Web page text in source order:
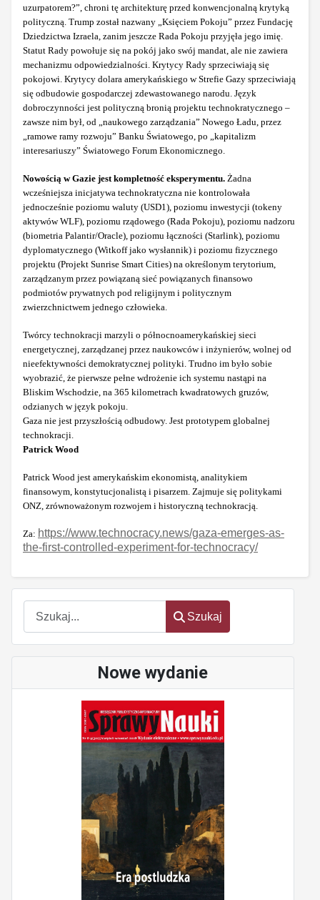
Szukaj
Szukaj
Nowe wydanie
uzurpatorem?”, chroni tę architekturę przed konwencjonalną krytyką
polityczną. Trump został nazwany „Księciem Pokoju” przez Fundację
Dziedzictwa Izraela, zanim jeszcze Rada Pokoju przyjęła jego imię.
Statut Rady powołuje się na pokój jako swój mandat, ale nie zawiera
mechanizmu odpowiedzialności. Krytycy Rady sprzeciwiają się
pokojowi. Krytycy dolara amerykańskiego w Strefie Gazy sprzeciwiają
się odbudowie gospodarczej zdewastowanego narodu. Język
dobroczynności jest polityczną bronią projektu technokratycznego –
zawsze nim był, od „naukowego zarządzania” Nowego Ładu, przez
„ramowe ramy rozwoju” Banku Światowego, po „kapitalizm
interesariuszy” Światowego Forum Ekonomicznego.
Nowością w Gazie jest kompletność eksperymentu. Żadna
wcześniejsza inicjatywa technokratyczna nie kontrolowała
jednocześnie poziomu waluty (USD1), poziomu inwestycji (tokeny
aktywów WLF), poziomu rządowego (Rada Pokoju), poziomu nadzoru
(biometria Palantir/Oracle), poziomu łączności (Starlink), poziomu
dyplomatycznego (Witkoff jako wysłannik) i poziomu fizycznego
projektu (Projekt Sunrise Smart Cities) na określonym terytorium,
zarządzanym przez powiązaną sieć powiązanych finansowo
podmiotów prywatnych pod religijnym i politycznym
zwierzchnictwem jednego człowieka.
Twórcy technokracji marzyli o północnoamerykańskiej sieci
energetycznej, zarządzanej przez naukowców i inżynierów, wolnej od
nieefektywności demokratycznej polityki. Trudno im było sobie
wyobrazić, że pierwsze pełne wdrożenie ich systemu nastąpi na
Bliskim Wschodzie, na 365 kilometrach kwadratowych gruzów,
odzianych w język pokoju.
Gaza nie jest przyszłością odbudowy. Jest prototypem globalnej
technokracji.
Patrick Wood
Patrick Wood jest amerykańskim ekonomistą, analitykiem
finansowym, konstytucjonalistą i pisarzem. Zajmuje się politykami
ONZ, zrównoważonym rozwojem i historyczną technokracją.
Za: https://www.technocracy.news/gaza-emerges-as-
the-first-controlled-experiment-for-technocracy/